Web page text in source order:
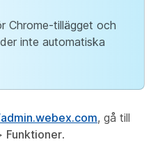
Chrome-tillägget och
inte automatiska
, gå till
Funktioner.